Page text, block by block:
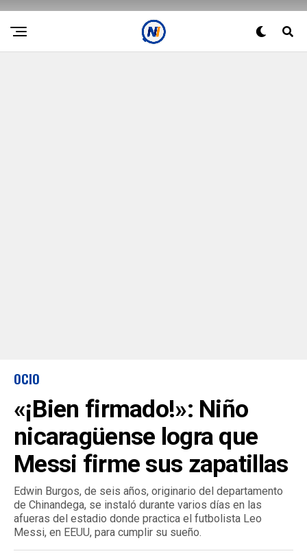
OCIO
«¡Bien firmado!»: Niño
nicaragüense logra que
Messi firme sus zapatillas
Edwin Burgos, de seis años, originario del departamento
de Chinandega, se instaló durante varios días en las
afueras del estadio donde practica el futbolista Leo
Messi, en EEUU, para cumplir su sueño.